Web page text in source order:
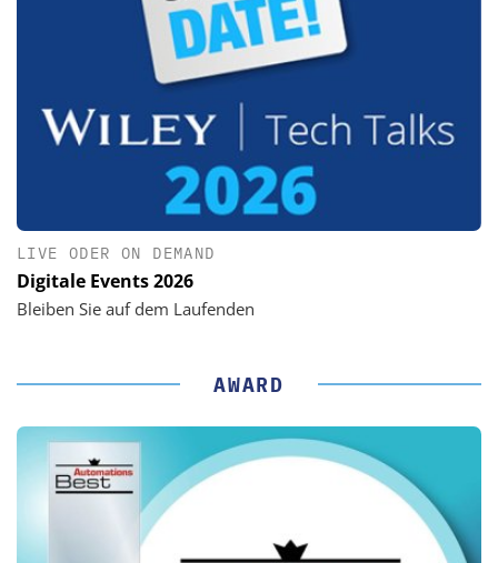
LIVE ODER ON DEMAND
Digitale Events 2026
Bleiben Sie auf dem Laufenden
AWARD